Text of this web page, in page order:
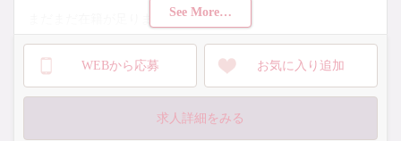
See More…
まだまだ在籍が足りません...
・1日1時間〜
・月1日からもOK
など、シフトは超〜自由です!!
面接に来てくれた方「先着20名限定」で
WEBから応募 お気に入り追加
求人詳細をみる